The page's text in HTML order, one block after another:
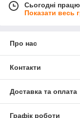
Сьогодні
Показати весь
Про нас
Контакти
Доставка та оплата
Графік роботи